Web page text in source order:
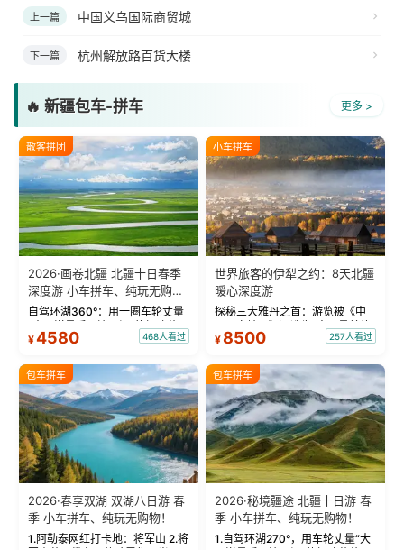
上一篇 中国义乌国际商贸城
下一篇 杭州解放路百货大楼
🔥 新疆包车-拼车 更多 >
散客拼团
2026·画卷北疆 北疆十日春季
深度游 小车拼车、纯玩无购
物！
自驾环湖360°：用一圈车轮丈量
“大西洋最后一滴眼泪”的极致蔚
蓝。 赛湖旅拍：甄选多款风格服
绝美瞬间。 赛湖坦克300跟车视
频：专业摄影师...
¥4580 468人看过
小车拼车
世界旅客的伊犁之约：8天北疆
暖心深度游
探秘三大雅丹之首：游览被《中
国国家地理》评选为“中国最美的
三大雅丹”第一名的克拉玛依魔鬼
瓦人最大村落——禾木村，欣赏
晨雾与小木...
¥ 8500 257人看过
包车拼车
2026·春享双湖 双湖八日游 春
季 小车拼车、纯玩无购物！
1.阿勒泰网红打卡地：将军山 2.将
包车拼车
2026·秘境疆途 北疆十日游 春
季 小车拼车、纯玩无购物！
1.自驾环湖270°，用车轮丈量“大